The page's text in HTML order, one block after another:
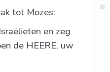
tot Mozes:
en zeg
de HEERE, uw
e